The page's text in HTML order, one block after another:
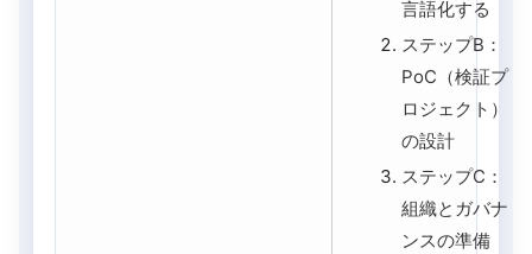
言語化する
ステップB：
PoC（検証プ
ロジェクト）
の設計
ステップC：
組織とガバナ
ンスの準備